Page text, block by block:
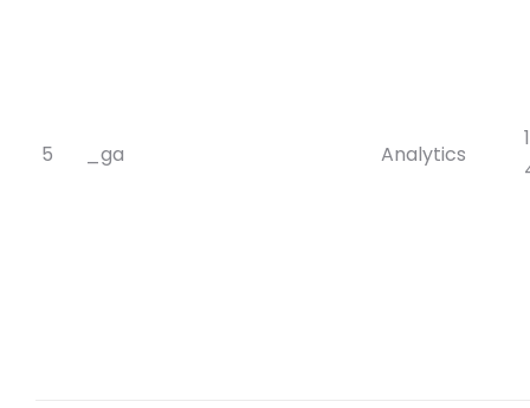
5 _ga Analytics